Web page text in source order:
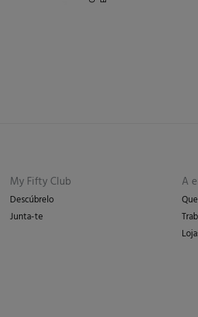
My Fifty Club
Descúbrelo
Junta-te
A